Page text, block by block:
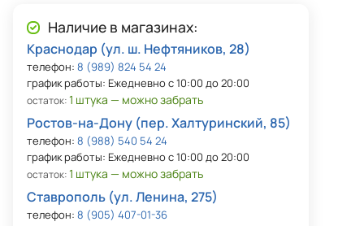
Наличие в магазинах:
Краснодар (ул. ш. Нефтяников, 28)
телефон: 8 (989) 824 54 24
график работы: Ежедневно с 10:00 до 20:00
остаток:1 штука — можно забрать
Ростов-на-Дону (пер. Халтуринский, 85)
телефон: 8 (988) 540 54 24
график работы: Ежедневно с 10:00 до 20:00
остаток:1 штука — можно забрать
Ставрополь (ул. Ленина, 275)
телефон: 8 (905) 407-01-36